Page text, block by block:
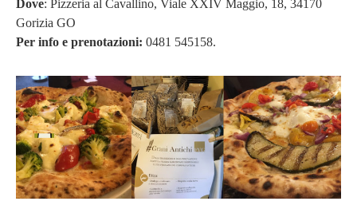
Dove: Pizzeria al Cavallino, Viale XXIV Maggio, 18, 34170
Gorizia GO
Per info e prenotazioni: 0481 545158.